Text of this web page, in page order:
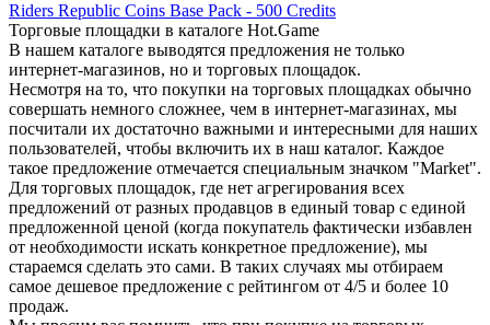
Riders Republic Coins Base Pack - 500 Credits
Торговые площадки в каталоге Hot.Game
В нашем каталоге выводятся предложения не только
интернет-магазинов, но и торговых площадок.
Несмотря на то, что покупки на торговых площадках обычно
совершать немного сложнее, чем в интернет-магазинах, мы
посчитали их достаточно важными и интересными для наших
пользователей, чтобы включить их в наш каталог. Каждое
такое предложение отмечается специальным значком "Market".
Для торговых площадок, где нет агрегирования всех
предложений от разных продавцов в единый товар с единой
предложенной ценой (когда покупатель фактически избавлен
от необходимости искать конкретное предложение), мы
стараемся сделать это сами. В таких случаях мы отбираем
самое дешевое предложение с рейтингом от 4/5 и более 10
продаж.